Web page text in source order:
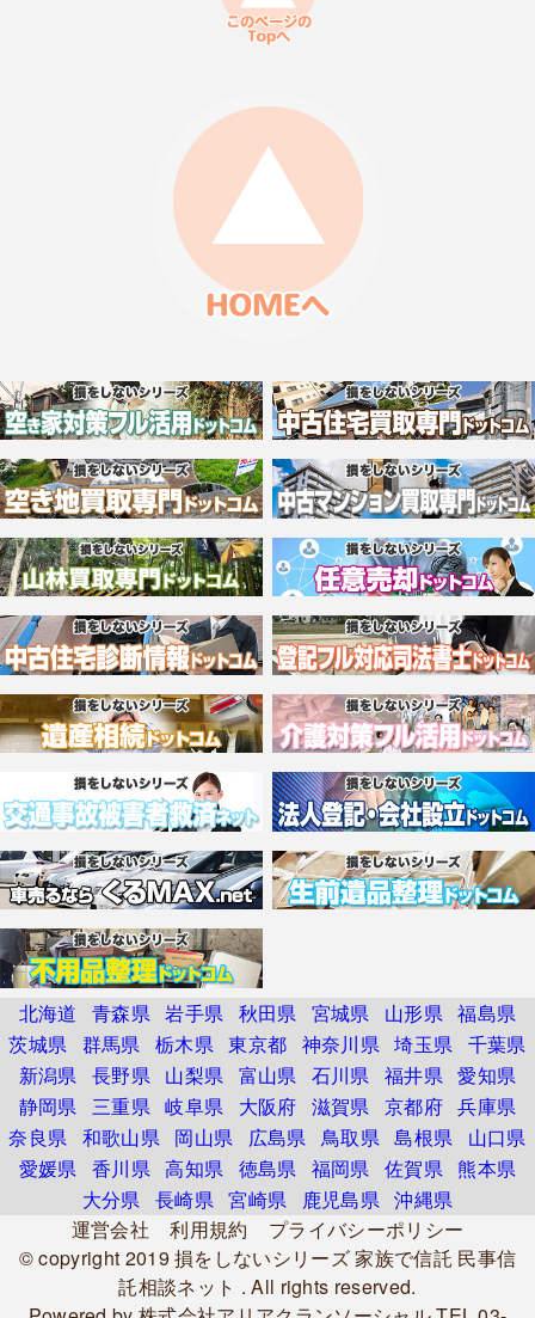
北海道 青森県 岩手県 秋田県 宮城県 山形県 福島県
茨城県
群馬県 栃木県 東京都 神奈川県 埼玉県
千葉県
新潟県
長野県 山梨県 富山県 石川県 福井県 愛知県
静岡県
三重県 岐阜県 大阪府 滋賀県 京都府 兵庫県
奈良県
和歌山県 岡山県 広島県 鳥取県 島根県
山口県
愛媛県
香川県 高知県 徳島県 福岡県 佐賀県
熊本県
大分県
長崎県 宮崎県 鹿児島県 沖縄県
運営会社
利用規約
プライバシーポリシー
© copyright 2019損をしないシリーズ 家族で信託 民事信
託相談ネット . All rights reserved.